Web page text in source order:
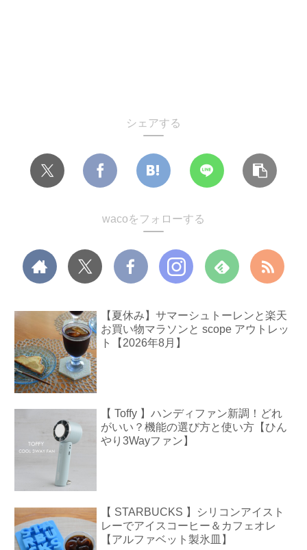
シェアする
wacoをフォローする
【夏休み】サマーシュトーレンと楽天
お買い物マラソンと scope アウトレッ
ト【2026年8月】
【 Toffy 】ハンディファン新調！どれ
がいい？機能の選び方と使い方【ひん
やり3Wayファン】
【 STARBUCKS 】シリコンアイスト
レーでアイスコーヒー＆カフェオレ
【アルファベット製氷皿】